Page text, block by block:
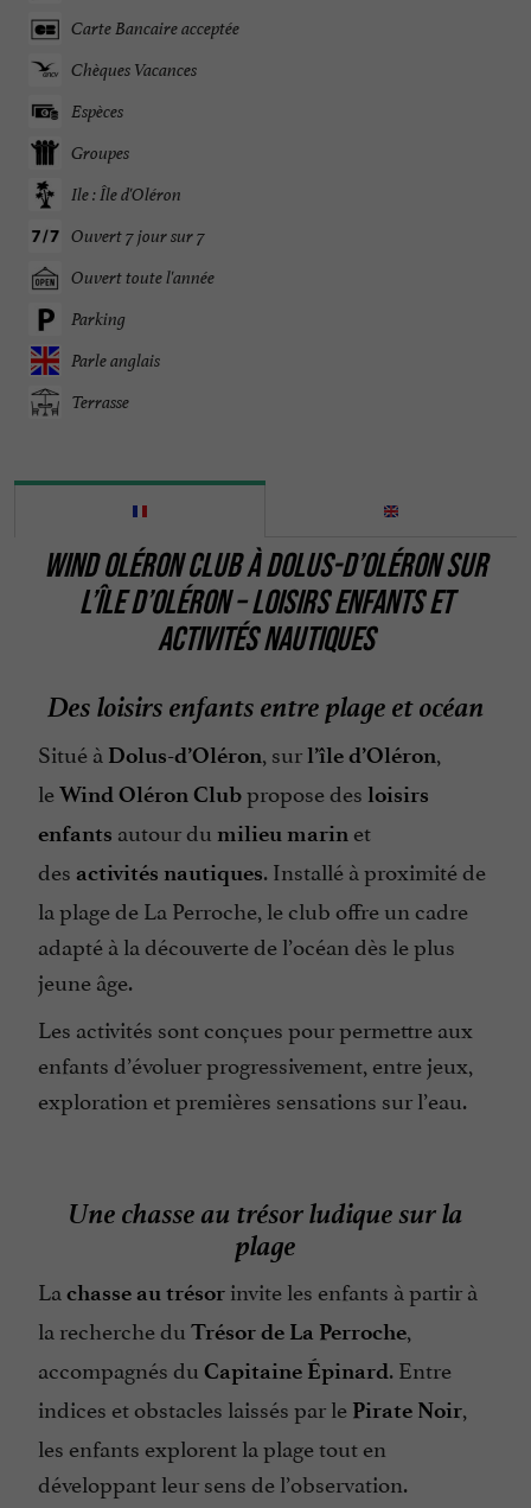
Carte Bancaire acceptée
Chèques Vacances
Espèces
Groupes
Ile : Île d'Oléron
Ouvert 7 jour sur 7
Ouvert toute l'année
Parking
Parle anglais
Terrasse
WIND OLÉRON CLUB À DOLUS-D’OLÉRON SUR
L’ÎLE D’OLÉRON – LOISIRS ENFANTS ET
ACTIVITÉS NAUTIQUES
Des loisirs enfants entre plage et océan
Situé à Dolus-d’Oléron , surl’île d’Oléron
leWind Oléron Clubpropose des loisirs
enfants autour du milieu marin et
des activités nautiques. Installé à proximité de
la plage de La Perroche, le club offre un cadre
adapté à la découverte de l’océan dès le plus
jeune âge.
Les activités sont conçues pour permettre aux
enfants d’évoluer progressivement, entre jeux,
exploration et premières sensations sur l’eau.
Une chasse au trésor ludique sur la
plage
La chasse au trésor invite les enfants à partir à
la recherche du Trésor de La Perroche,
accompagnés du Capitaine Épinard. Entre
indices et obstacles laissés par le Pirate Noir,
les enfants explorent la plage tout en
développant leur sens de l’observation.